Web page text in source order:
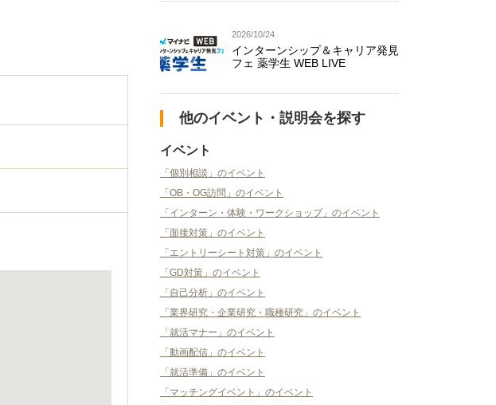
2026/10/24
インターンシップ＆キャリア発見
フェ 薬学生 WEB LIVE
他のイベント・説明会を探す
イベント
「個別相談」のイベント
「OB・OG訪問」のイベント
「インターン・体験・ワークショップ」のイベント
「面接対策」のイベント
「エントリーシート対策」のイベント
「GD対策」のイベント
「自己分析」のイベント
「業界研究・企業研究・職種研究」のイベント
「就活マナー」のイベント
「動画配信」のイベント
「就活準備」のイベント
「マッチングイベント」のイベント